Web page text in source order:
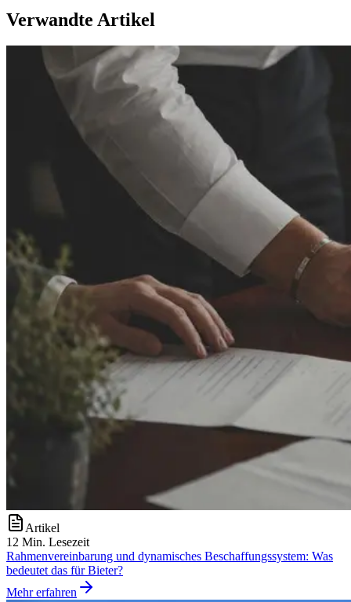
Verwandte Artikel
Artikel
12 Min. Lesezeit
Rahmenvereinbarung und dynamisches Beschaffungssystem: Was
bedeutet das für Bieter?
Mehr erfahren